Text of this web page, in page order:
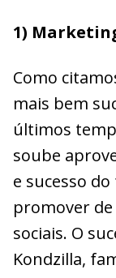
1)
Como
mais bem
últimos
soube
e sucesso do
promover
sociais. O
Kondzilla,